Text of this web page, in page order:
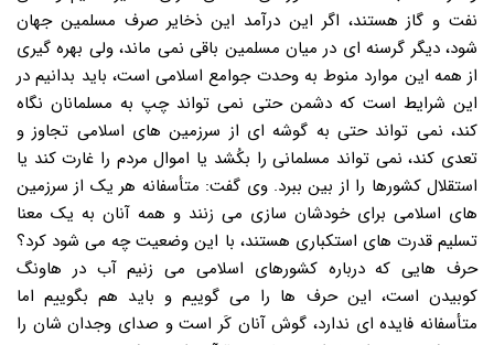
نفت و گاز هستند، اگر این درآمد این ذخایر صرف مسلمین جهان
شود، دیگر گرسنه ای در میان مسلمین باقی نمی ماند، ولی بهره گیری
از همه این موارد منوط به وحدت جوامع اسلامی است، باید بدانیم در
این شرایط است که دشمن حتی نمی تواند چپ به مسلمانان نگاه
کند، نمی تواند حتی به گوشه ای از سرزمین های اسلامی تجاوز و
تعدی کند، نمی تواند مسلمانی را بکُشد یا اموال مردم را غارت کند یا
استقلال کشورها را از بین ببرد. وی گفت: متأسفانه هر یک از سرزمین
های اسلامی برای خودشان سازی می زنند و همه آنان به یک معنا
تسلیم قدرت های استکباری هستند، با این وضعیت چه می شود کرد؟
حرف هایی که درباره کشورهای اسلامی می زنیم آب در هاونگ
کوبیدن است، این حرف ها را می گوییم و باید هم بگوییم اما
متأسفانه فایده ای ندارد، گوش آنان کَر است و صدای وجدان شان را